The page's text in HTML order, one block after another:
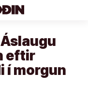
eftir
í morgun